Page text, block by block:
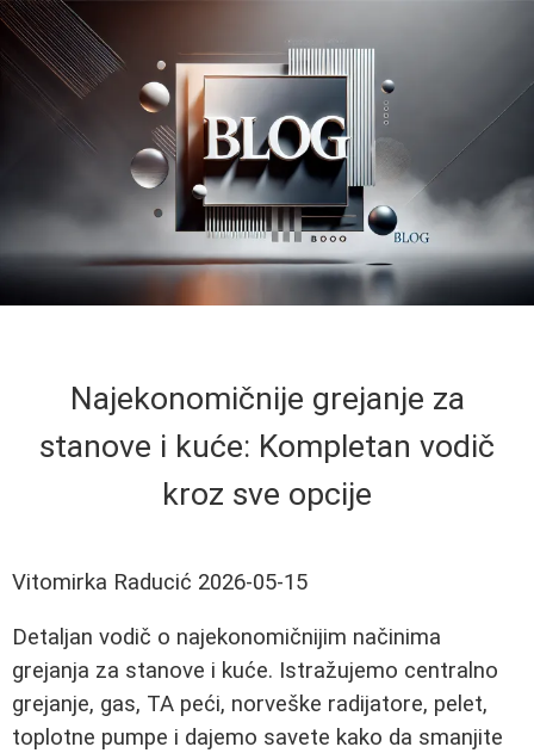
Najekonomičnije grejanje za
stanove i kuće: Kompletan vodič
kroz sve opcije
Vitomirka Raducić 2026-05-15
Detaljan vodič o najekonomičnijim načinima
grejanja za stanove i kuće. Istražujemo centralno
grejanje, gas, TA peći, norveške radijatore, pelet,
toplotne pumpe i dajemo savete kako da smanjite